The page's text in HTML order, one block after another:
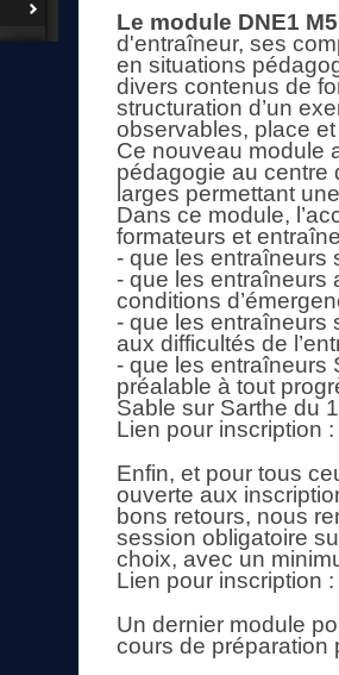
Le module DNE1 M5
d'entraîneur, ses
en situations
divers contenus de
structuration d’un
observables, place
Ce nouveau module
pédagogie au centre
larges permettant
Dans ce module,
formateurs et
- que les entraîneurs
- que les entraîneurs
conditions
- que les entraîneurs
aux difficultés de
- que les entraîneurs
préalable à tout
Sable sur Sarthe du
Lien pour inscription :
Enfin, et pour tous
ouverte aux
bons retours, nous
session obligatoire
choix, avec un
Lien pour inscription :
Un dernier module
cours de préparation